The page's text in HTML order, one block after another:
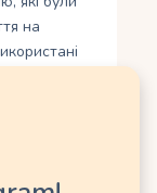
на
вхід до
боці, а
камери та